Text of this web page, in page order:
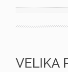
VELIKA